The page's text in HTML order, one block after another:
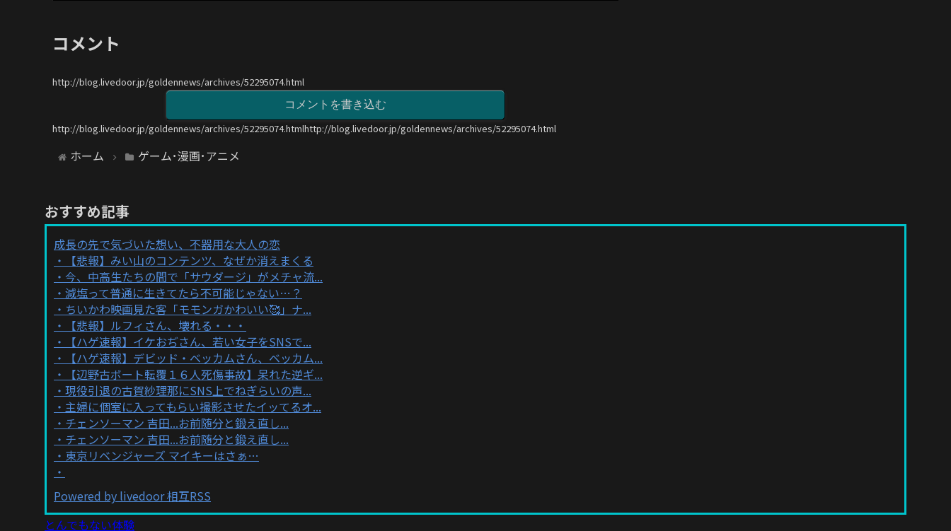
コメント
http://blog.livedoor.jp/goldennews/archives/52295074.html
コメントを書き込む
http://blog.livedoor.jp/goldennews/archives/52295074.htmlhttp://blog.livedoor.jp/goldennews/archives/52295074.html
ホーム ゲーム･漫画･アニメ
おすすめ記事
成長の先で気づいた想い、不器用な大人の恋
【悲報】みい山のコンテンツ、なぜか消えまくる
今、中高生たちの間で「サウダージ」がメチャ流...
減塩って普通に生きてたら不可能じゃない…？
ちいかわ映画見た客「モモンガかわいい🥰」ナ...
【悲報】ルフィさん、壊れる・・・
【ハゲ速報】イケおぢさん、若い女子をSNSで...
【ハゲ速報】デビッド・ベッカムさん、ベッカム...
【辺野古ボート転覆１６人死傷事故】呆れた逆ギ...
現役引退の古賀紗理那にSNS上でねぎらいの声...
主婦に個室に入ってもらい撮影させたイッてるオ...
チェンソーマン 吉田...お前随分と鍛え直し...
チェンソーマン 吉田...お前随分と鍛え直し...
東京リベンジャーズ マイキーはさぁ…
Powered by livedoor 相互RSS
とんでもない体験